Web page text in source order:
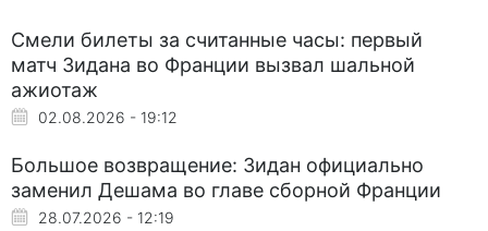
Смели билеты за считанные часы: первый
матч Зидана во Франции вызвал шальной
ажиотаж
02.08.2026 - 19:12
Большое возвращение: Зидан официально
заменил Дешама во главе сборной Франции
28.07.2026 - 12:19